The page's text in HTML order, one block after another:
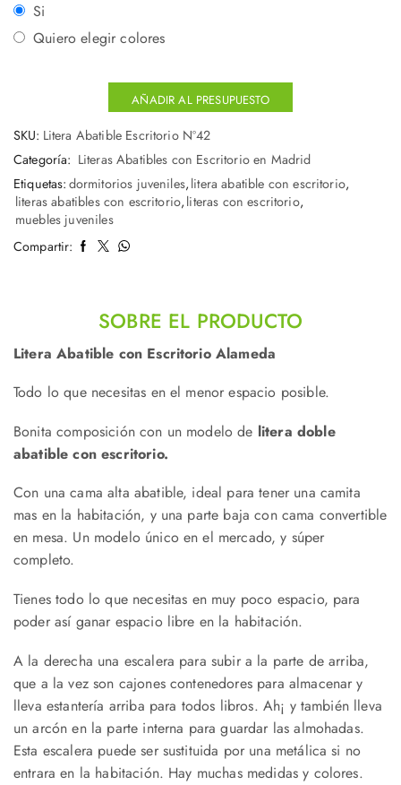
Si
Quiero elegir colores
AÑADIR AL PRESUPUESTO
SKU: Litera Abatible Escritorio Nº42
Categoría: Literas Abatibles con Escritorio en Madrid
Etiquetas: dormitorios juveniles, litera abatible con escritorio,
literas abatibles con escritorio, literas con escritorio,
muebles juveniles
Compartir:
SOBRE EL PRODUCTO
Litera Abatible con Escritorio Alameda
Todo lo que necesitas en el menor espacio posible.
Bonita composición con un modelo de litera doble
abatible con escritorio.
Con una cama alta abatible, ideal para tener una camita
mas en la habitación, y una parte baja con cama convertible
en mesa. Un modelo único en el mercado, y súper
completo.
Tienes todo lo que necesitas en muy poco espacio, para
poder así ganar espacio libre en la habitación.
A la derecha una escalera para subir a la parte de arriba,
que a la vez son cajones contenedores para almacenar y
lleva estantería arriba para todos libros. Ah¡ y también lleva
un arcón en la parte interna para guardar las almohadas.
Esta escalera puede ser sustituida por una metálica si no
entrara en la habitación. Hay muchas medidas y colores.